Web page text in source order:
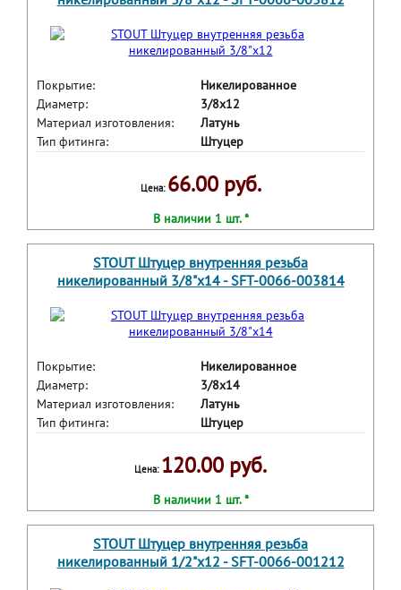
Покрытие:
Никелированное
Диаметр:
3/8x12
Материал изготовления:
Латунь
Тип фитинга:
Штуцер
Цена: 66.00 руб.
В наличии 1 шт. *
STOUT Штуцер внутренняя резьба
никелированный 3/8"x14 - SFT-0066-003814
Покрытие:
Никелированное
Диаметр:
3/8x14
Материал изготовления:
Латунь
Тип фитинга:
Штуцер
Цена: 120.00 руб.
В наличии 1 шт. *
STOUT Штуцер внутренняя резьба
никелированный 1/2"x12 - SFT-0066-001212